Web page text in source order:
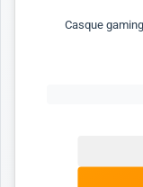
Casque